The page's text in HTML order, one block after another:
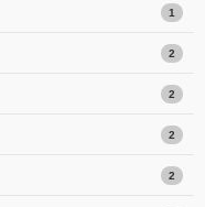
1
2
2
2
2